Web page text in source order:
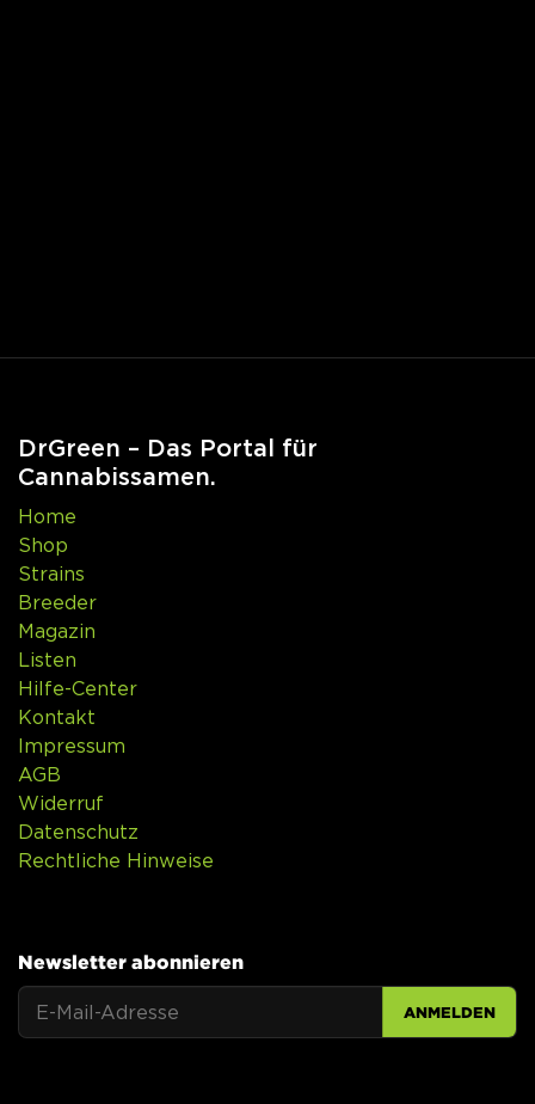
DrGreen – Das Portal für
Cannabissamen.
Home
Shop
Strains
Breeder
Magazin
Listen
Hilfe-Center
Kontakt
Impressum
AGB
Widerruf
Datenschutz
Rechtliche Hinweise
Newsletter abonnieren
ANMELDEN